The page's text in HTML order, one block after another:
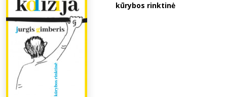
kūrybos rinktinė